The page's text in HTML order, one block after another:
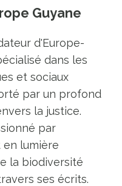
Guyane
d'Europe-
dans les
et sociaux
par un profond
la justice.
par
en lumière
la biodiversité
ses écrits.